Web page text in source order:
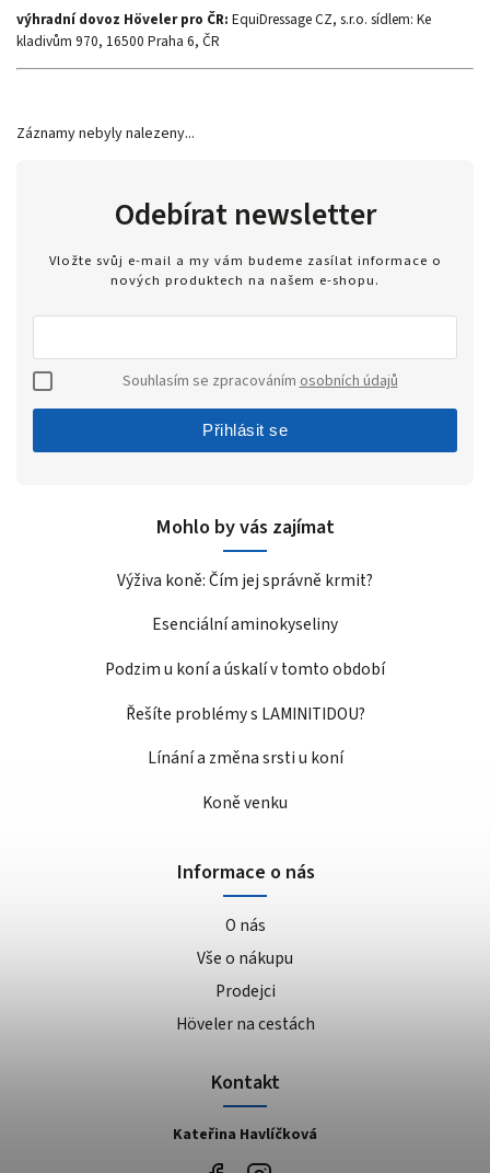
výhradní dovoz Höveler pro ČR: EquiDressage CZ, s.r.o. sídlem: Ke
kladivům 970, 16500 Praha 6, ČR
Záznamy nebyly nalezeny...
Mohlo by vás zajímat
Výživa koně: Čím jej správně krmit?
Esenciální aminokyseliny
Podzim u koní a úskalí v tomto období
Řešíte problémy s LAMINITIDOU?
Línání a změna srsti u koní
Koně venku
Informace o nás
O nás
Vše o nákupu
Prodejci
Höveler na cestách
Kontakt
Kateřina Havlíčková
Odebírat newsletter
Vložte svůj e-mail a my vám budeme zasílat informace o
nových produktech na našem e-shopu.
Souhlasím se zpracováním osobních údajů
Přihlásit se